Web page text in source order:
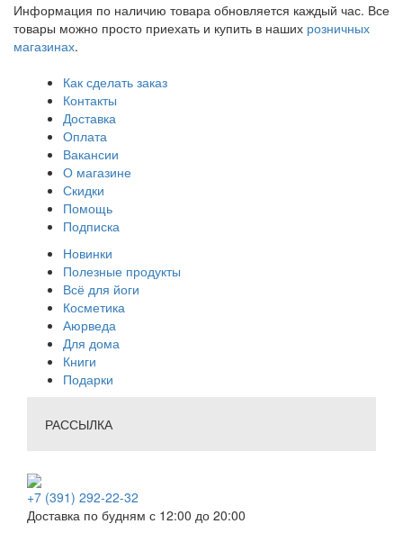
Информация по наличию товара обновляется каждый час. Все
товары можно просто приехать и купить в наших розничных
магазинах.
Как сделать заказ
Контакты
Доставка
Оплата
Вакансии
О магазине
Скидки
Помощь
Подписка
Новинки
Полезные продукты
Всё для йоги
Косметика
Аюрведа
Для дома
Книги
Подарки
РАССЫЛКА
+7 (391) 292-22-32
Доставка по будням с 12:00 до 20:00